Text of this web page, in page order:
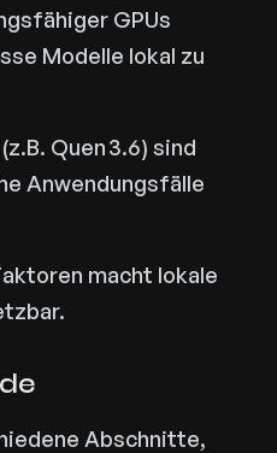
GPUs
Modelle lokal zu
Quen 3.6 ) sind
Anwendungsfälle
macht lokale
Abschnitte,